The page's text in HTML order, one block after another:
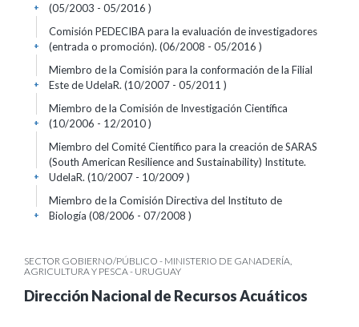
(05/2003 - 05/2016 )
+
Comisión PEDECIBA para la evaluación de investigadores
(entrada o promoción). (06/2008 - 05/2016 )
+
Miembro de la Comisión para la conformación de la Filial
Este de UdelaR. (10/2007 - 05/2011 )
+
Miembro de la Comisión de Investigación Científica
(10/2006 - 12/2010 )
+
Miembro del Comité Científico para la creación de SARAS
(South American Resilience and Sustainability) Institute.
UdelaR. (10/2007 - 10/2009 )
+
Miembro de la Comisión Directiva del Instituto de
Biología (08/2006 - 07/2008 )
+
SECTOR GOBIERNO/PÚBLICO - MINISTERIO DE GANADERÍA,
AGRICULTURA Y PESCA - URUGUAY
Dirección Nacional de Recursos Acuáticos